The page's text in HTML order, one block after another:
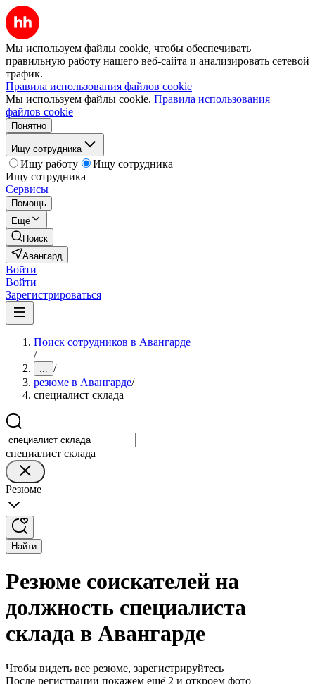
Мы используем файлы cookie, чтобы обеспечивать
правильную работу нашего веб-сайта и анализировать сетевой
трафик.
Правила использования файлов cookie
Мы используем файлы cookie. Правила использования
файлов cookie
Понятно
Ищу сотрудника
Ищу работу
Ищу сотрудника
Ищу сотрудника
Сервисы
Помощь
Ещё
Поиск
Авангард
Войти
Войти
Зарегистрироваться
Поиск сотрудников в Авангарде
/
... /
резюме в Авангарде/
специалист склада
специалист склада
Резюме
Найти
Резюме соискателей на
должность специалиста
склада в Авангарде
Чтобы видеть все резюме, зарегистрируйтесь
После регистрации покажем ещё 2 и откроем фото